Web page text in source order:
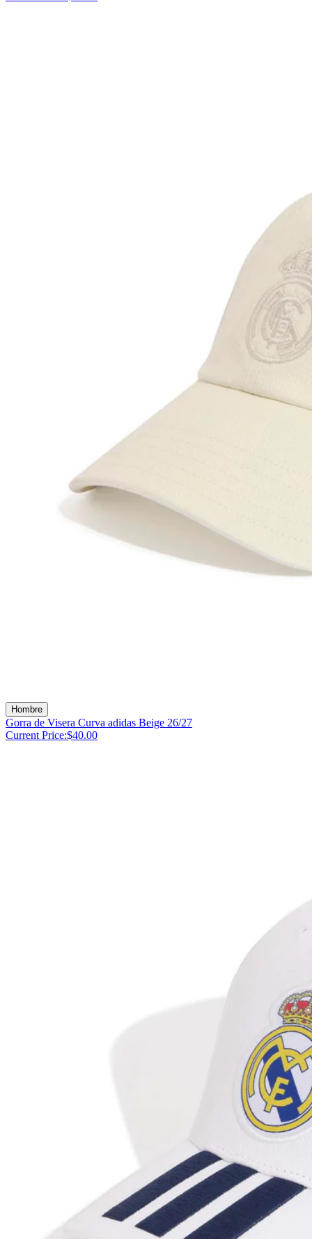
Hombre
Gorra de Visera Curva adidas Beige 26/27
Current Price:$40.00